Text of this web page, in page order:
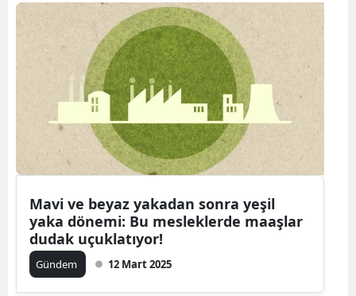
Mavi ve beyaz yakadan sonra yeşil
yaka dönemi: Bu mesleklerde maaşlar
dudak uçuklatıyor!
Gündem 12 Mart 2025